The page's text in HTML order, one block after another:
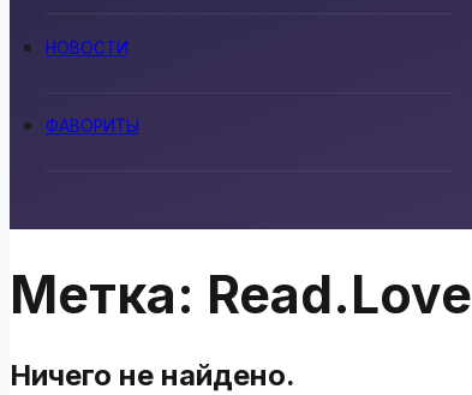
Полуночные
НОВОСТИ
ФАВОРИТЫ
Метка: Read.Love
Ничего не найдено.